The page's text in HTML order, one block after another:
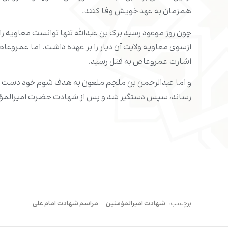
همزمان به عهد خویش وفا کنند.
چون روز موعود رسید برک بن عبدالله تنها توانست
ازسوى معاویه ولایت آن دیار را بر عهده داشت. اما
اشارت عمروعاص به قتل رسید.
و اما عبدالرحمن بن ملجم ملعون به هدف شوم خود دست
رساند، سپس دستگیر شد و پس از شهادت حضرت
برچسب: شهادت امیرالمؤمنین | مراسم شهادت امام علی